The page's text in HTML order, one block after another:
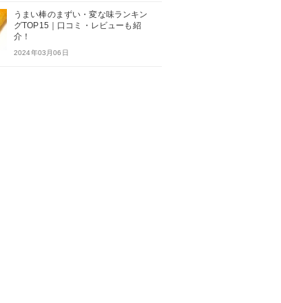
うまい棒のまずい・変な味ランキン
グTOP15｜口コミ・レビューも紹
介！
2024年03月06日